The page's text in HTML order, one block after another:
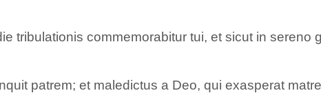
tribulationis commemorabitur tui, et sicut in sereno
patrem; et maledictus a Deo, qui exasperat